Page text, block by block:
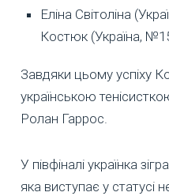
Еліна Світоліна
Костюк (Україна,
Завдяки цьому успіху
українською
Ролан Гаррос.
У півфіналі українка
яка виступає у статусі